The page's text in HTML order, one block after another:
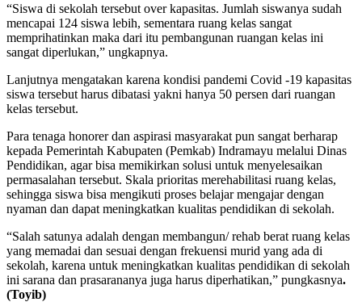
“Siswa di sekolah tersebut over kapasitas. Jumlah siswanya sudah
mencapai 124 siswa lebih, sementara ruang kelas sangat
memprihatinkan maka dari itu pembangunan ruangan kelas ini
sangat diperlukan,” ungkapnya.
Lanjutnya mengatakan karena kondisi pandemi Covid -19 kapasitas
siswa tersebut harus dibatasi yakni hanya 50 persen dari ruangan
kelas tersebut.
Para tenaga honorer dan aspirasi masyarakat pun sangat berharap
kepada Pemerintah Kabupaten (Pemkab) Indramayu melalui Dinas
Pendidikan, agar bisa memikirkan solusi untuk menyelesaikan
permasalahan tersebut. Skala prioritas merehabilitasi ruang kelas,
sehingga siswa bisa mengikuti proses belajar mengajar dengan
nyaman dan dapat meningkatkan kualitas pendidikan di sekolah.
“Salah satunya adalah dengan membangun/ rehab berat ruang kelas
yang memadai dan sesuai dengan frekuensi murid yang ada di
sekolah, karena untuk meningkatkan kualitas pendidikan di sekolah
ini sarana dan prasarananya juga harus diperhatikan,” pungkasnya.
(Toyib)